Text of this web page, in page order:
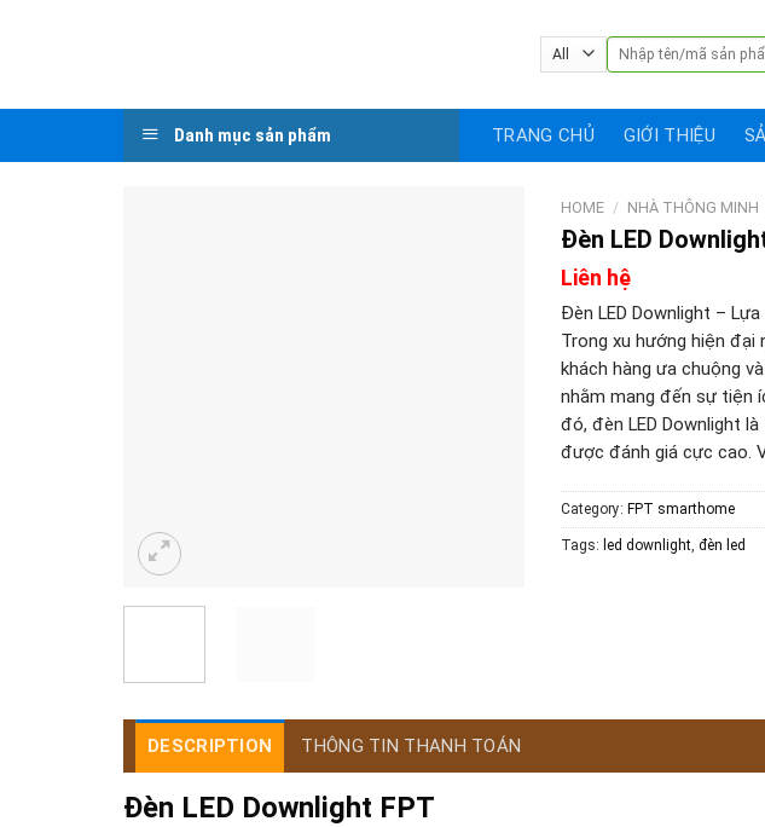
Search
for:
Danh mục sản phẩm TRANG CHỦ GIỚI THIỆU
HOME / NHÀ THÔNG MINH
Đèn LED
Liên hệ
Đèn LED Downlight –
Trong xu hướng hiện đại
khách hàng ưa chuộng
nhằm mang đến sự tiện
đó, đèn LED Downlight
được đánh giá cực cao.
Category:FPT smarthome
Tags: led downlight ,đèn led
DESCRIPTION THÔNG TIN THANH TOÁN
Đèn LED Downlight FPT